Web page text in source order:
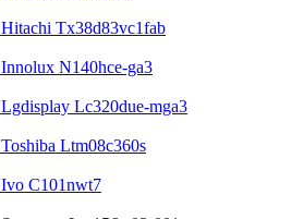
Hitachi Tx38d83vc1fab
Innolux N140hce-ga3
Lgdisplay Lc320due-mga3
Toshiba Ltm08c360s
Ivo C101nwt7